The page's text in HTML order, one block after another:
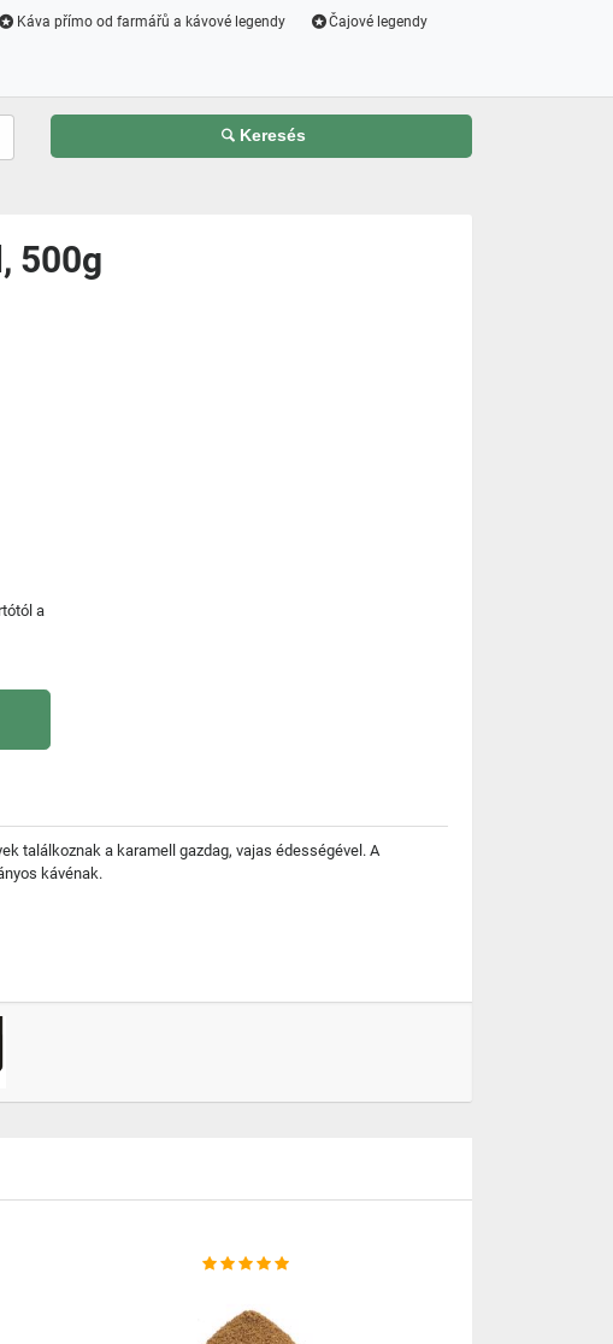
Káva přímo od farmářů a kávové legendy Čajové legendy
Keresés
500g
a
találkoznak a karamell gazdag, vajas édességével. A
kávénak.